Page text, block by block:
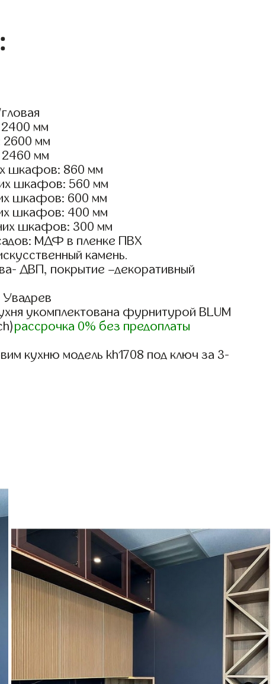
2400 мм
2600 мм
2460 мм
шкафов: 860 мм
шкафов: 560 мм
шкафов: 600 мм
шкафов: 400 мм
шкафов: 300 мм
МДФ в пленке ПВХ
камень.
ДВП, покрытие –декоративный
укомплектована фурнитурой BLUM
рассрочка 0% без предоплаты
кухню модель kh1708 под ключ за 3-